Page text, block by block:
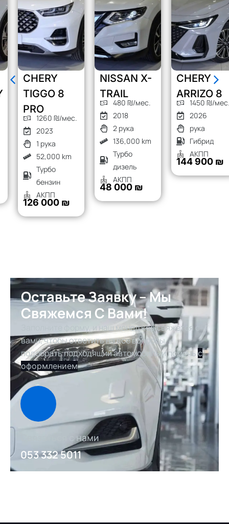
CHERY
TIGGO 8
PRO
1260 ₪/мес.
2023
1 рука
52,000 km
Турбо
бензин
АКПП
126 000 ₪
NISSAN X-
TRAIL
480 ₪/мес.
2018
2 рука
136,000 km
Турбо
дизель
АКПП
48 000 ₪
CHERY
ARRIZO 8
1450 ₪/мес.
2026
рука
Гибрид
АКПП
144 900 ₪
Оставьте Заявку – Мы
Свяжемся С Вами!
Заполните форму, и наш менеджер свяжется с
вами, чтобы ответить на все вопросы,
подобрать подходящий автомобиль и помочьс
оформлением
Связаться с нами
053 332 5011